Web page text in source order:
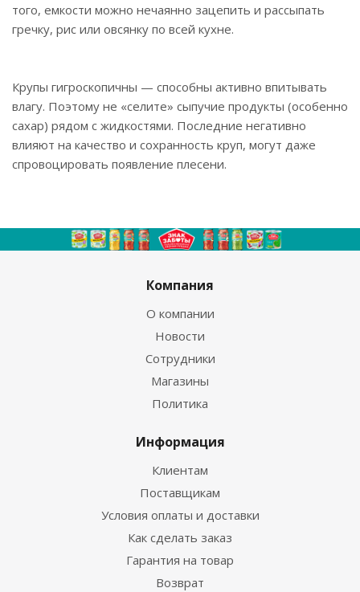
того, емкости можно нечаянно зацепить и рассыпать
гречку, рис или овсянку по всей кухне.
Крупы гигроскопичны — способны активно впитывать
влагу. Поэтому не «селите» сыпучие продукты (особенно
сахар) рядом с жидкостями. Последние негативно
влияют на качество и сохранность круп, могут даже
спровоцировать появление плесени.
Компания
О компании
Новости
Сотрудники
Магазины
Политика
Информация
Клиентам
Поставщикам
Условия оплаты и доставки
Как сделать заказ
Гарантия на товар
Возврат